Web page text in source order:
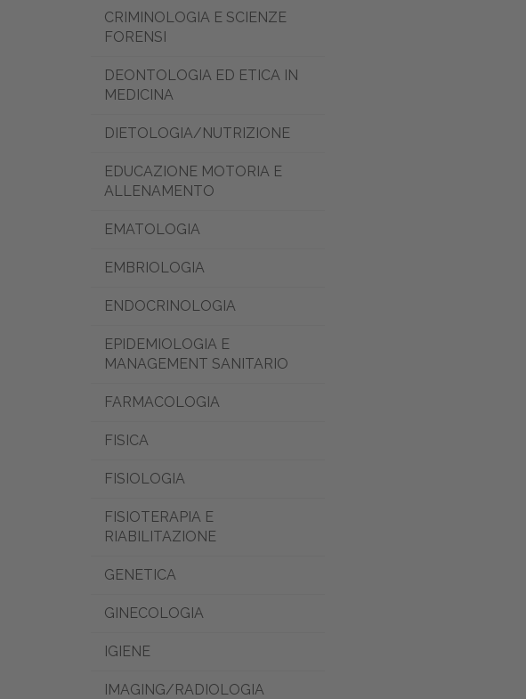
CRIMINOLOGIA E SCIENZE
FORENSI
DEONTOLOGIA ED ETICA IN
MEDICINA
DIETOLOGIA/NUTRIZIONE
EDUCAZIONE MOTORIA E
ALLENAMENTO
EMATOLOGIA
EMBRIOLOGIA
ENDOCRINOLOGIA
EPIDEMIOLOGIA E
MANAGEMENT SANITARIO
FARMACOLOGIA
FISICA
FISIOLOGIA
FISIOTERAPIA E
RIABILITAZIONE
GENETICA
GINECOLOGIA
IGIENE
IMAGING/RADIOLOGIA